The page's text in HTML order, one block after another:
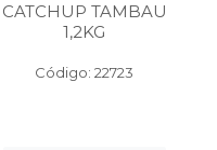
CATCHUP TAMBAU
1,2KG
Código: 22723